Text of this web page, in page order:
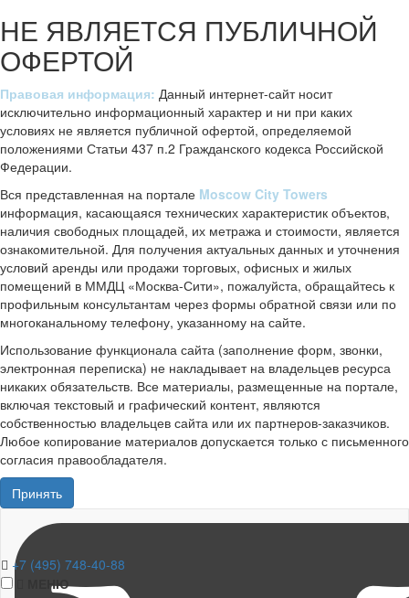
НЕ ЯВЛЯЕТСЯ ПУБЛИЧНОЙ
ОФЕРТОЙ
Правовая информация: Данный интернет-сайт носит
исключительно информационный характер и ни при каких
условиях не является публичной офертой, определяемой
положениями Статьи 437 п.2 Гражданского кодекса Российской
Федерации.
Вся представленная на портале Moscow City Towers
информация, касающаяся технических характеристик объектов,
наличия свободных площадей, их метража и стоимости, является
ознакомительной. Для получения актуальных данных и уточнения
условий аренды или продажи торговых, офисных и жилых
помещений в ММДЦ «Москва-Сити», пожалуйста, обращайтесь к
профильным консультантам через формы обратной связи или по
многоканальному телефону, указанному на сайте.
Использование функционала сайта (заполнение форм, звонки,
электронная переписка) не накладывает на владельцев ресурса
никаких обязательств. Все материалы, размещенные на портале,
включая текстовый и графический контент, являются
собственностью владельцев сайта или их партнеров-заказчиков.
Любое копирование материалов допускается только с письменного
согласия правообладателя.
Принять
+7 (495) 748-40-88
МЕНЮ